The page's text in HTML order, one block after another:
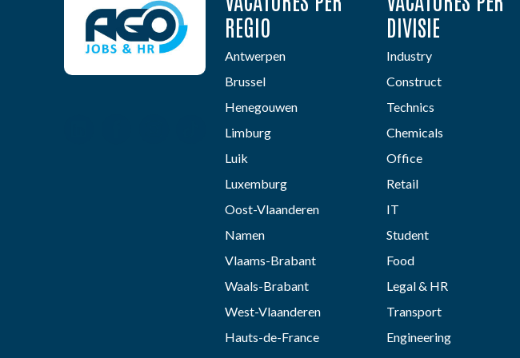
REGIO
Antwerpen
Brussel
Henegouwen
Limburg
Luik
Luxemburg
Oost-Vlaanderen
Namen
Vlaams-Brabant
Waals-Brabant
West-Vlaanderen
Hauts-de-France
DIVISIE
Industry
Construct
Technics
Chemicals
Office
Retail
IT
Student
Food
Legal & HR
Transport
Engineering